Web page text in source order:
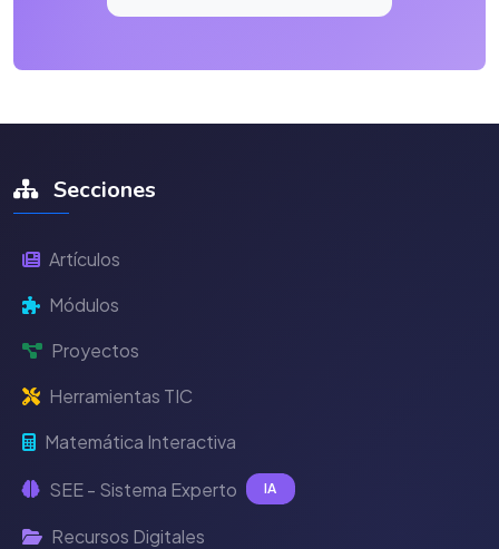
Secciones
Artículos
Módulos
Proyectos
Herramientas TIC
Matemática Interactiva
SEE - Sistema Experto IA
Recursos Digitales